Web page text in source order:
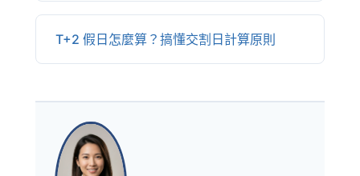
T+2 假日怎麼算？搞懂交割日計算原則